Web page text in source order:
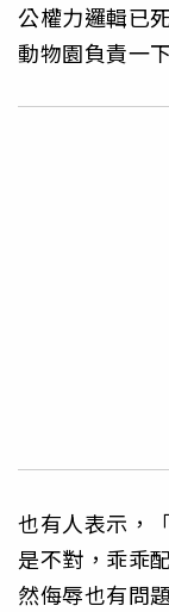
公權力邏輯已
動物園負責一
也有人表示，
是不對，乖乖
然侮辱也有問